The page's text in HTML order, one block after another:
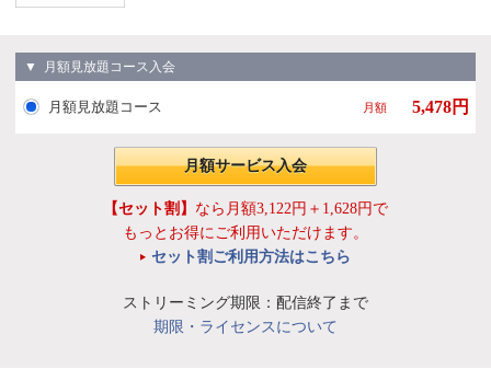
▼ 月額見放題コース入会
月額見放題コース 月額 5,478円
月額サービス入会
【セット割】 なら月額3,122円＋1,628円で
もっとお得にご利用いただけます。
セット割ご利用方法はこちら
ストリーミング期限：配信終了まで
期限・ライセンスについて